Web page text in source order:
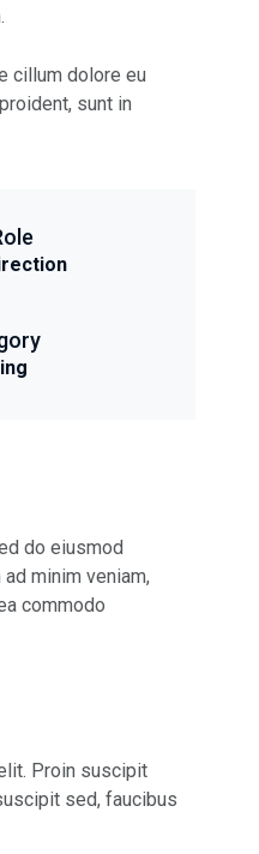
cillum dolore eu
sunt in
do eiusmod
minim veniam,
commodo
Proin suscipit
sed, faucibus